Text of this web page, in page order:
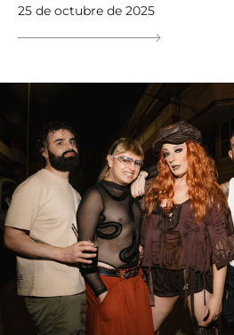
25 de octubre de 2025